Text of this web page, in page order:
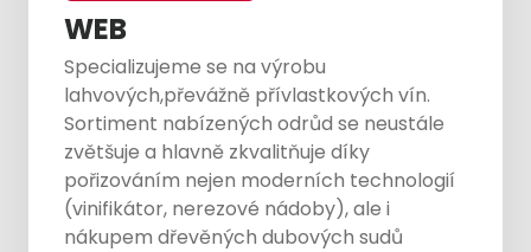
WEB
Specializujeme se na výrobu
lahvových,převážně přívlastkových vín.
Sortiment nabízených odrůd se neustále
zvětšuje a hlavně zkvalitňuje díky
pořizováním nejen moderních technologií
(vinifikátor, nerezové nádoby), ale i
nákupem dřevěných dubových sudů